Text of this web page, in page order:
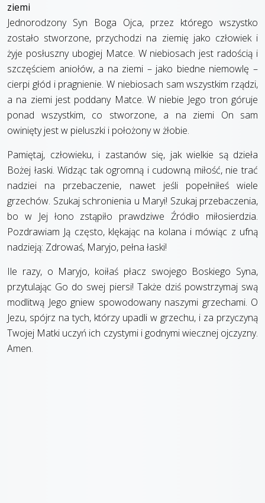
ziemi
Jednorodzony Syn Boga Ojca, przez którego wszystko
zostało stworzone, przychodzi na ziemię jako człowiek i
żyje posłuszny ubogiej Matce. W niebiosach jest radością i
szczęściem aniołów, a na ziemi – jako biedne niemowlę –
cierpi głód i pragnienie. W niebiosach sam wszystkim rządzi,
a na ziemi jest poddany Matce. W niebie Jego tron góruje
ponad wszystkim, co stworzone, a na ziemi On sam
owinięty jest w pieluszki i położony w żłobie.
Pamiętaj, człowieku, i zastanów się, jak wielkie są dzieła
Bożej łaski. Widząc tak ogromną i cudowną miłość, nie trać
nadziei na przebaczenie, nawet jeśli popełniłeś wiele
grzechów. Szukaj schronienia u Maryi! Szukaj przebaczenia,
bo w Jej łono zstąpiło prawdziwe Źródło miłosierdzia.
Pozdrawiam Ją często, klękając na kolana i mówiąc z ufną
nadzieją: Zdrowaś, Maryjo, pełna łaski!
Ile razy, o Maryjo, koiłaś płacz swojego Boskiego Syna,
przytulając Go do swej piersi! Także dziś powstrzymaj swą
modlitwą Jego gniew spowodowany naszymi grzechami. O
Jezu, spójrz na tych, którzy upadli w grzechu, i za przyczyną
Twojej Matki uczyń ich czystymi i godnymi wiecznej ojczyzny.
Amen.